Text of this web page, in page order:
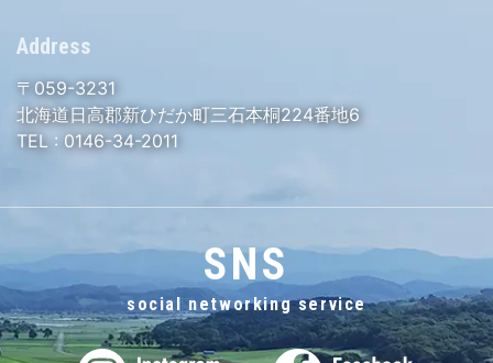
Address
〒059-3231
北海道日高郡新ひだか町三石本桐224番地6
TEL : 0146-34-2011
SNS
social networking service